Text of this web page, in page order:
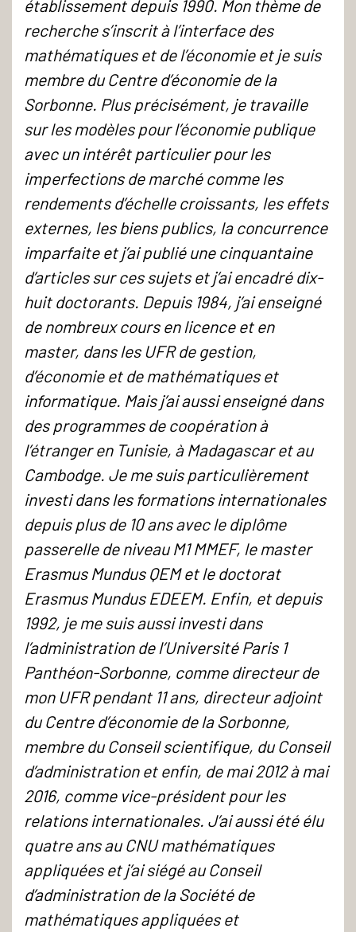
établissement depuis 1990. Mon thème de
recherche s’inscrit à l’interface des
mathématiques et de l’économie et je suis
membre du Centre d’économie de la
Sorbonne. Plus précisément, je travaille
sur les modèles pour l’économie publique
avec un intérêt particulier pour les
imperfections de marché comme les
rendements d’échelle croissants, les effets
externes, les biens publics, la concurrence
imparfaite et j’ai publié une cinquantaine
d’articles sur ces sujets et j’ai encadré dix-
huit doctorants. Depuis 1984, j’ai enseigné
de nombreux cours en licence et en
master, dans les UFR de gestion,
d’économie et de mathématiques et
informatique. Mais j’ai aussi enseigné dans
des programmes de coopération à
l’étranger en Tunisie, à Madagascar et au
Cambodge. Je me suis particulièrement
investi dans les formations internationales
depuis plus de 10 ans avec le diplôme
passerelle de niveau M1 MMEF, le master
Erasmus Mundus QEM et le doctorat
Erasmus Mundus EDEEM. Enfin, et depuis
1992, je me suis aussi investi dans
l’administration de l’Université Paris 1
Panthéon-Sorbonne, comme directeur de
mon UFR pendant 11 ans, directeur adjoint
du Centre d’économie de la Sorbonne,
membre du Conseil scientifique, du Conseil
d’administration et enfin, de mai 2012 à mai
2016, comme vice-président pour les
relations internationales. J’ai aussi été élu
quatre ans au CNU mathématiques
appliquées et j’ai siégé au Conseil
d’administration de la Société de
mathématiques appliquées et